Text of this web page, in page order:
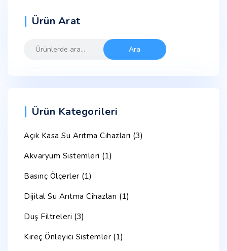
Ürün Arat
Ara:Ara
Ürün Kategorileri
Açık Kasa Su Arıtma Cihazları (3)
Akvaryum Sistemleri (1)
Basınç Ölçerler (1)
Dijital Su Arıtma Cihazları (1)
Duş Filtreleri (3)
Kireç Önleyici Sistemler (1)